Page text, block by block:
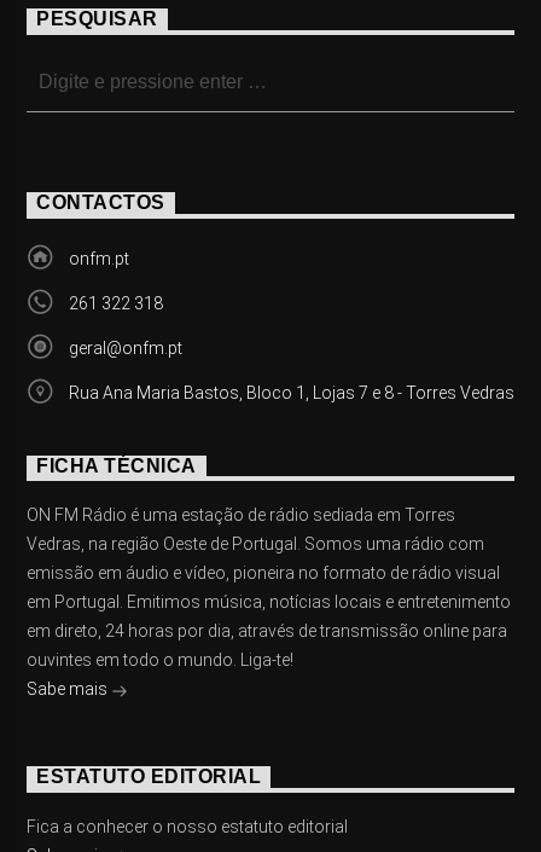
PESQUISAR
CONTACTOS
onfm.pt
261 322 318
geral@onfm.pt
Rua Ana Maria Bastos, Bloco 1, Lojas 7 e 8 - Torres Vedras
FICHA TÉCNICA
ON FM Rádio é uma estação de rádio sediada em Torres
Vedras, na região Oeste de Portugal. Somos uma rádio com
emissão em áudio e vídeo, pioneira no formato de rádio visual
em Portugal. Emitimos música, notícias locais e entretenimento
em direto, 24 horas por dia, através de transmissão online para
ouvintes em todo o mundo. Liga-te!
Sabe mais
ESTATUTO EDITORIAL
Fica a conhecer o nosso estatuto editorial